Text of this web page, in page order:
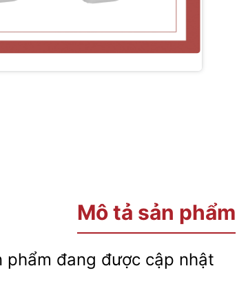
Mô tả sản phẩm
phẩm đang được cập nhật